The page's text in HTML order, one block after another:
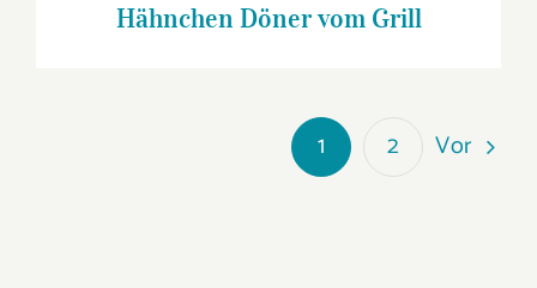
Hähnchen Döner vom Grill
1 2 Vor